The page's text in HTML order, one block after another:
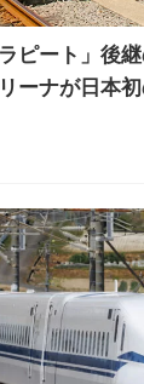
ピート」後
ーナが日本